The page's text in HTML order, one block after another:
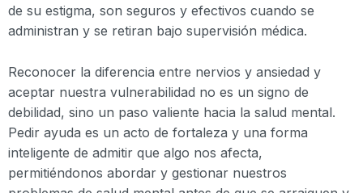
de su estigma, son seguros y efectivos cuando se
administran y se retiran bajo supervisión médica.
Reconocer la diferencia entre nervios y ansiedad y
aceptar nuestra vulnerabilidad no es un signo de
debilidad, sino un paso valiente hacia la salud mental.
Pedir ayuda es un acto de fortaleza y una forma
inteligente de admitir que algo nos afecta,
permitiéndonos abordar y gestionar nuestros